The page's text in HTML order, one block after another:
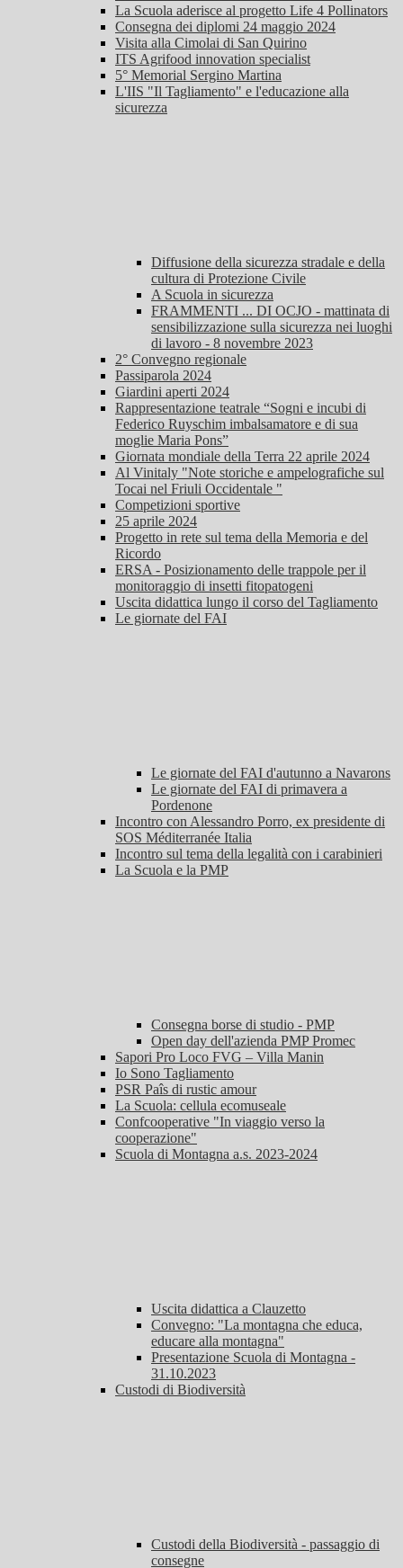
La Scuola aderisce al progetto Life 4 Pollinators
Consegna dei diplomi 24 maggio 2024
Visita alla Cimolai di San Quirino
ITS Agrifood innovation specialist
5° Memorial Sergino Martina
L'IIS "Il Tagliamento" e l'educazione alla
sicurezza
Diffusione della sicurezza stradale e della
cultura di Protezione Civile
A Scuola in sicurezza
FRAMMENTI ... DI OCJO - mattinata di
sensibilizzazione sulla sicurezza nei luoghi
di lavoro - 8 novembre 2023
2° Convegno regionale
Passiparola 2024
Giardini aperti 2024
Rappresentazione teatrale “Sogni e incubi di
Federico Ruyschim imbalsamatore e di sua
moglie Maria Pons”
Giornata mondiale della Terra 22 aprile 2024
Al Vinitaly "Note storiche e ampelografiche sul
Tocai nel Friuli Occidentale "
Competizioni sportive
25 aprile 2024
Progetto in rete sul tema della Memoria e del
Ricordo
ERSA - Posizionamento delle trappole per il
monitoraggio di insetti fitopatogeni
Uscita didattica lungo il corso del Tagliamento
Le giornate del FAI
Le giornate del FAI d'autunno a Navarons
Le giornate del FAI di primavera a
Pordenone
Incontro con Alessandro Porro, ex presidente di
SOS Méditerranée Italia
Incontro sul tema della legalità con i carabinieri
La Scuola e la PMP
Consegna borse di studio - PMP
Open day dell'azienda PMP Promec
Sapori Pro Loco FVG – Villa Manin
Io Sono Tagliamento
PSR Paîs di rustic amour
La Scuola: cellula ecomuseale
Confcooperative "In viaggio verso la
cooperazione"
Scuola di Montagna a.s. 2023-2024
Uscita didattica a Clauzetto
Convegno: "La montagna che educa,
educare alla montagna"
Presentazione Scuola di Montagna -
31.10.2023
Custodi di Biodiversità
Custodi della Biodiversità - passaggio di
consegne